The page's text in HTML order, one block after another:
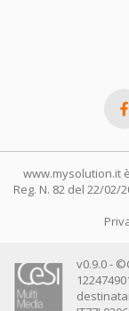
www.mysolution.it
Reg. N. 82 del 22/02/
v0.9.0 -